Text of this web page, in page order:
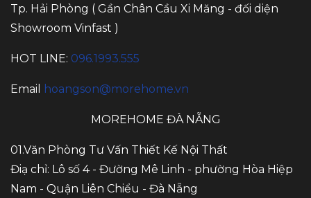
Tp. Hải Phòng ( Gần Chân Cầu Xi Măng - đối diện
Showroom Vinfast )
HOT LINE: 096.1993.555
Email hoangson@morehome.vn
MOREHOME ĐÀ NẴNG
01.Văn Phòng Tư Vấn Thiết Kế Nội Thất
Điạ chỉ: Lô số 4 - Đường Mê Linh - phường Hòa Hiệp
Nam - Quận Liên Chiểu - Đà Nẵng